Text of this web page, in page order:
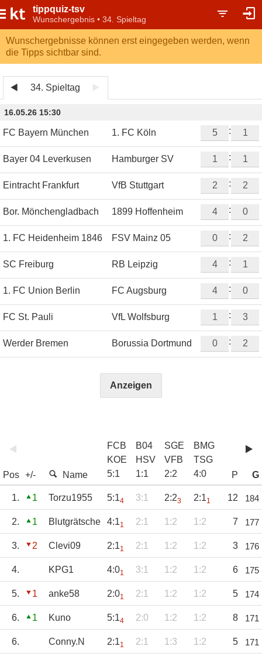
tippquiz-tsv
Wunschergebnis • 34. Spieltag
Wunschergebnisse können erst eingegeben werden, wenn
die Tipps sichtbar sind.
34. Spieltag
16.05.26 15:30
FC Bayern München 1. FC Köln :
Bayer 04 Leverkusen Hamburger SV :
Eintracht Frankfurt VfB Stuttgart :
Bor. Mönchengladbach 1899 Hoffenheim :
1. FC Heidenheim 1846 FSV Mainz 05 :
SC Freiburg RB Leipzig :
1. FC Union Berlin FC Augsburg :
FC St. Pauli VfL Wolfsburg :
Werder Bremen Borussia Dortmund :
Anzeigen
Pos +/- Name
FCB
KOE
5:1
B04
HSV
1:1
SGE
VFB
2:2
BMG
TSG
4:0 P G
1. 1 Torzu1955 5:14 3:1 2:23 2:11 12 184
2. 1 Blutgrätsche 4:11 2:1 1:2 1:2 7 177
3. 2 Clevi09 2:11 2:1 1:2 1:2 3 176
4. KPG1 4:01 3:1 1:2 1:2 6 175
5. 1 anke58 2:01 2:1 1:2 1:2 5 174
6. 1 Kuno 5:14 2:0 1:2 1:2 8 171
6. Conny.N 2:11 2:1 1:3 1:2 5 171